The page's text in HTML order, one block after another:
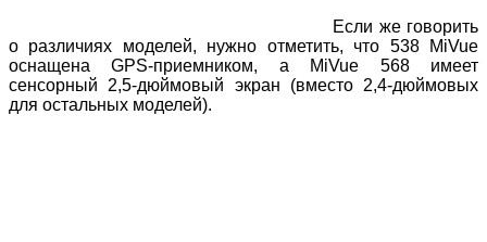
Если же говорить
о различиях моделей, нужно отметить, что 538 MiVue
оснащена GPS-приемником, а MiVue 568 имеет
сенсорный 2,5-дюймовый экран (вместо 2,4-дюймовых
для остальных моделей).